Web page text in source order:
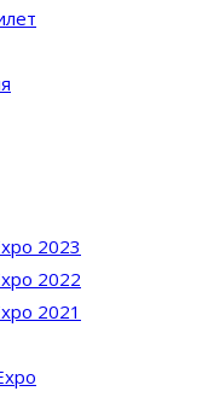
2023
2022
2021